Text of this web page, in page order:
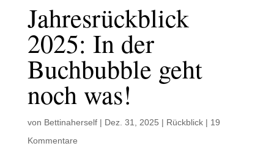
Jahresrückblick
2025: In der
Buchbubble geht
noch was!
von Bettinaherself| Dez. 31, 2025 | Rückblick| 19
Kommentare